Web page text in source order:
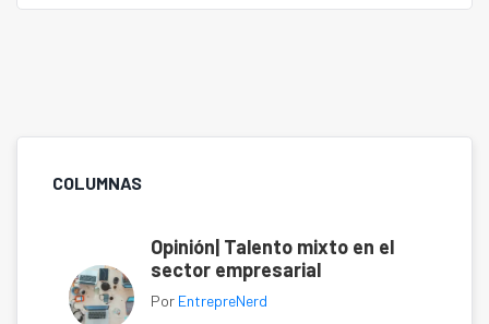
COLUMNAS
Opinión| Talento mixto en el
sector empresarial
Por EntrepreNerd